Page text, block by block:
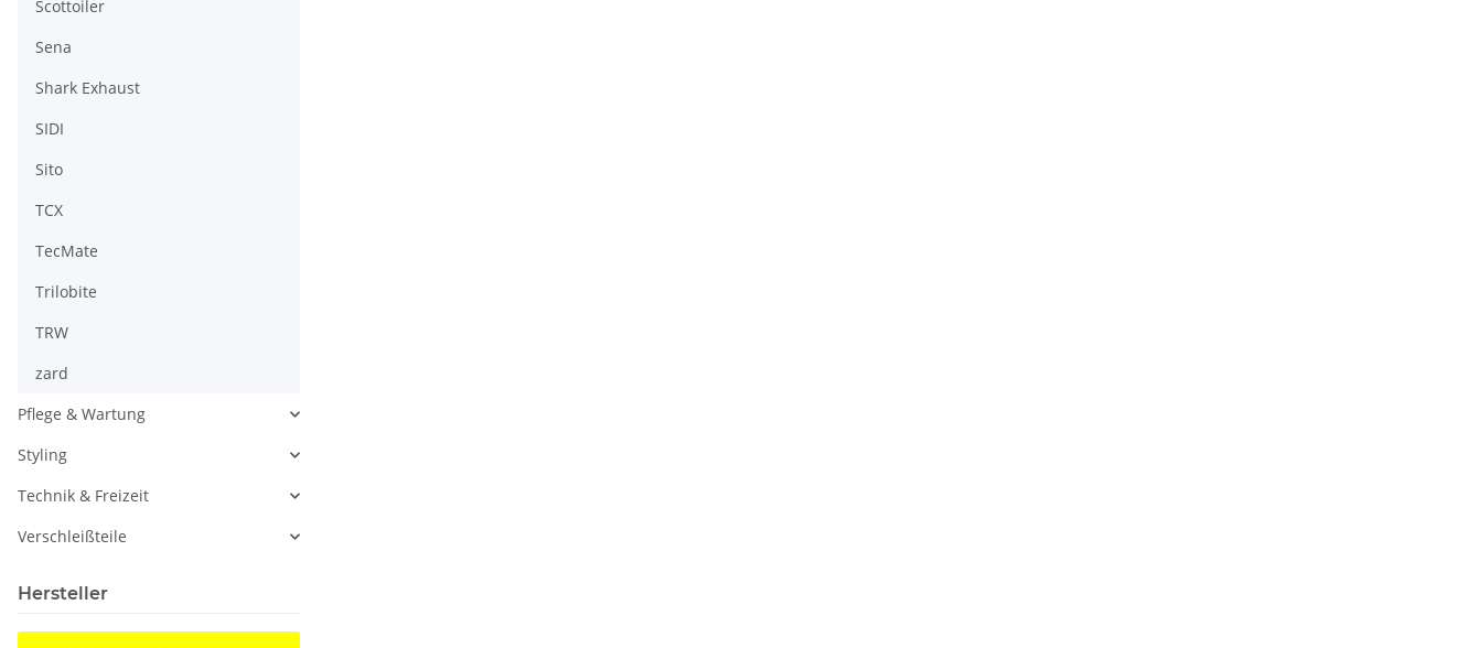
Scottoiler
Sena
Shark Exhaust
SIDI
Sito
TCX
TecMate
Trilobite
TRW
zard
Pflege & Wartung
Styling
Technik & Freizeit
Verschleißteile
Hersteller